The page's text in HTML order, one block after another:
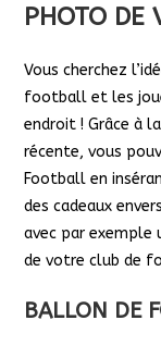
PHOTO DE
Vous cherchez
football et les
endroit ! Grâce à
récente, vous
Football en
des cadeaux
avec par exemple
de votre club de
BALLON DE